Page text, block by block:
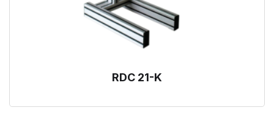
RDC 21-K